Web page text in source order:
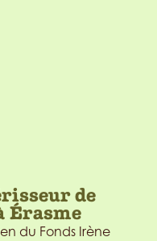
de
Érasme
du Fonds Irène